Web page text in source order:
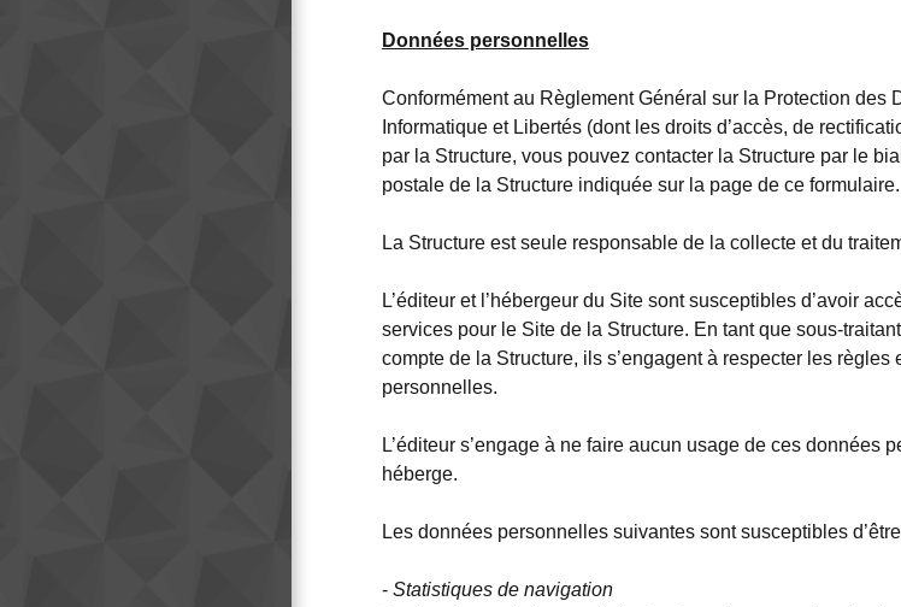
Données personnelles
Conformément au Règlement Général sur la Protection
Informatique et Libertés (dont les droits d’accès, de
par la Structure, vous pouvez contacter la Structure par le
postale de la Structure indiquée sur la page de ce formulaire.
La Structure est seule responsable de la collecte et du
L’éditeur et l’hébergeur du Site sont susceptibles d’avoir
services pour le Site de la Structure. En tant que sous-
compte de la Structure, ils s’engagent à respecter les
personnelles.
L’éditeur s’engage à ne faire aucun usage de ces données
héberge.
Les données personnelles suivantes sont susceptibles
- Statistiques de navigation